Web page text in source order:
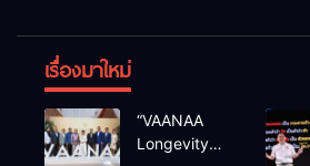
เรื่องมาใหม่
“VAANAA
Longevity